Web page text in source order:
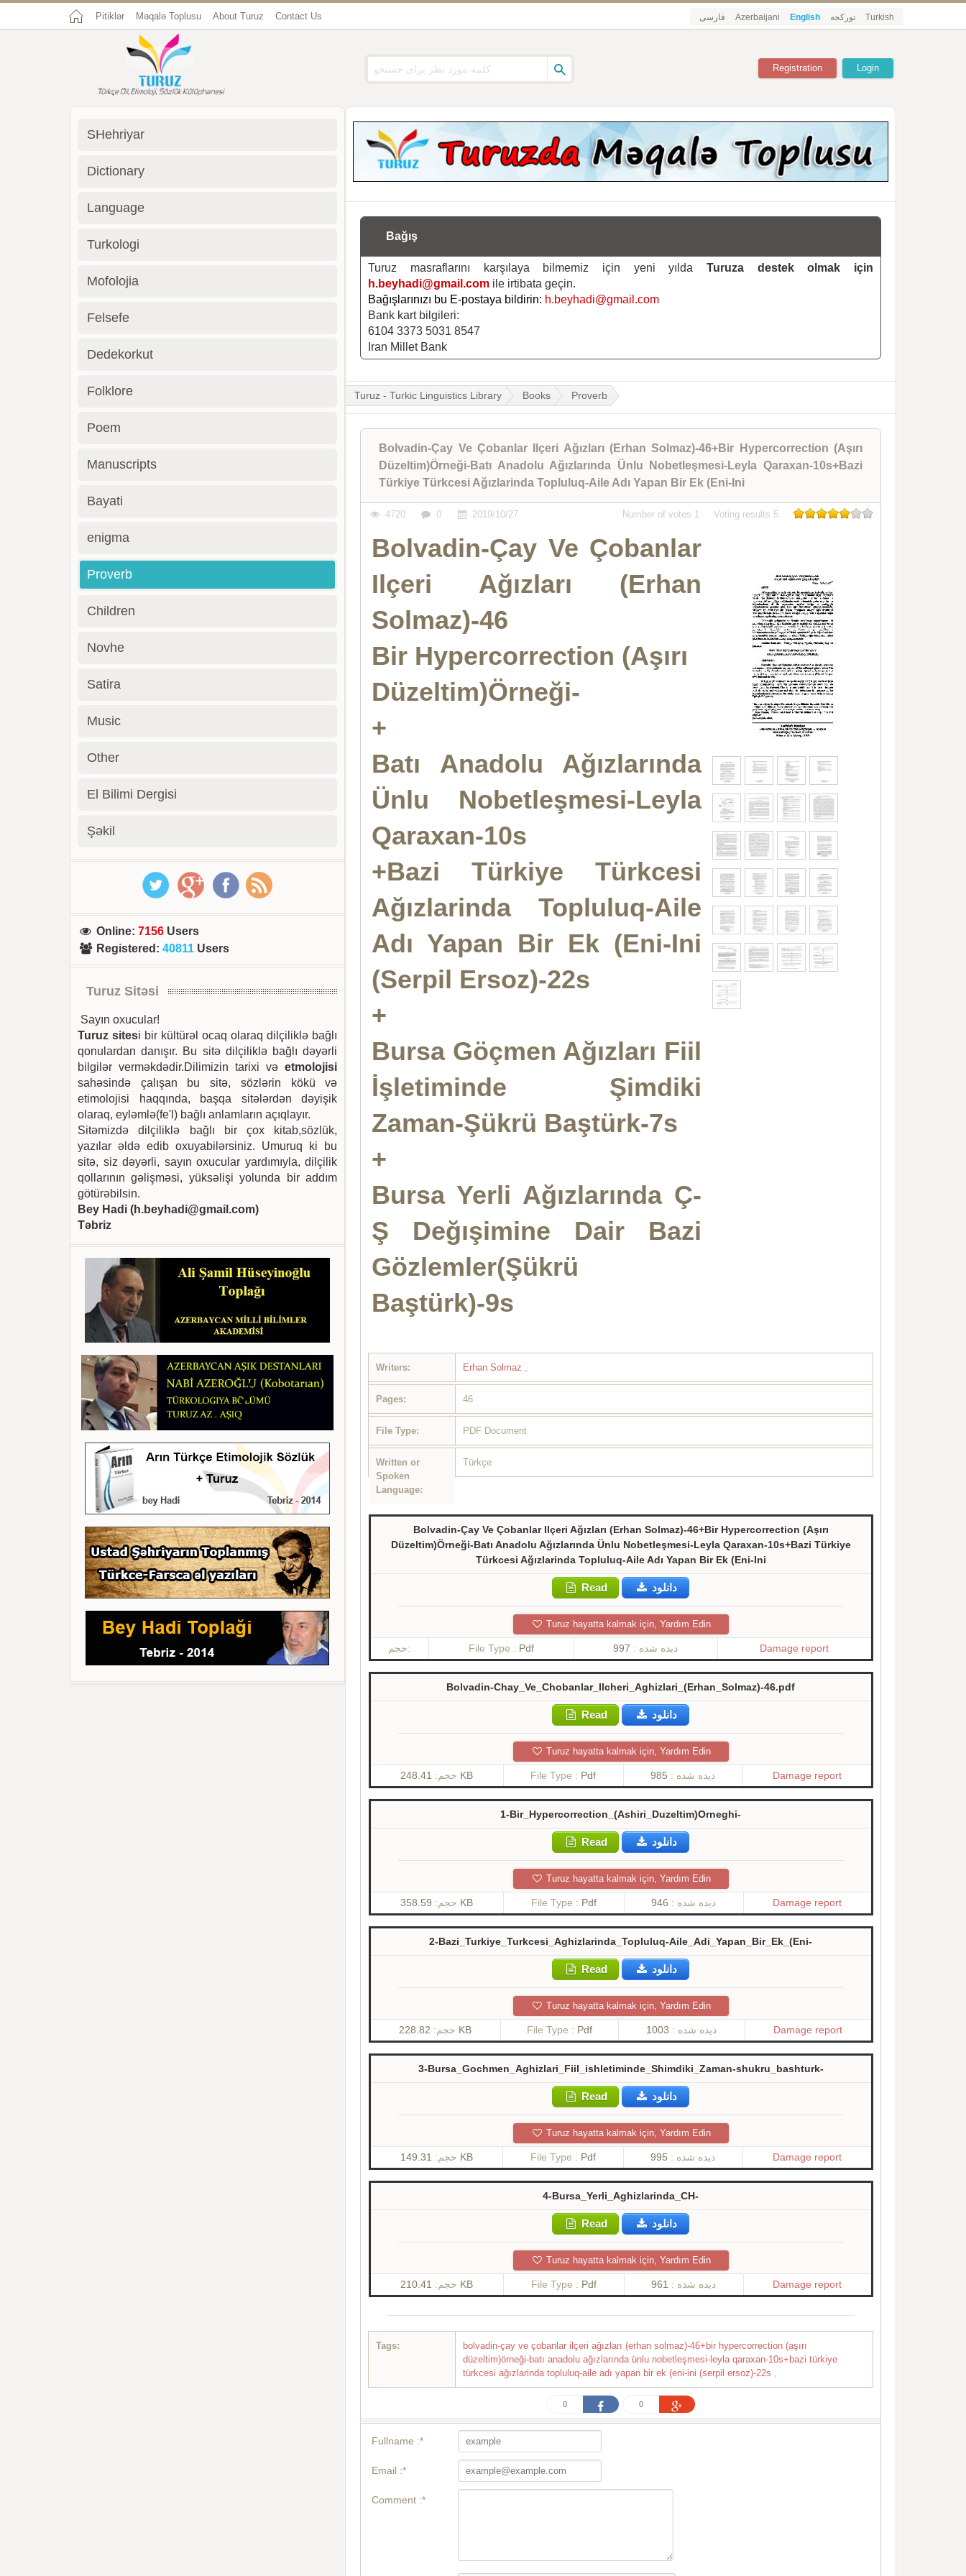
Pitiklər Məqalə Toplusu About Turuz Contact Us فارسی Azerbaijani English تورکجه Turkish
Login
Registration
Bağış
Turuz masraflarını karşılaya bilmemiz için yeni yıldaTuruza destek olmak için
h.beyhadi@gmail.com ile irtibata geçin.
Bağışlarınızı bu E-postaya bildirin: h.beyhadi@gmail.com
Bank kart bilgileri:
6104 3373 5031 8547
Iran Millet Bank
Turuz - Turkic Linguistics Library Books Proverb
Bolvadin-Çay Ve Çobanlar Ilçeri Ağızları (Erhan Solmaz)-46+Bir Hypercorrection (Aşırı
Düzeltim)Örneği-Batı Anadolu Ağızlarında Ünlu Nobetleşmesi-Leyla Qaraxan-10s+Bazi
Türkiye Türkcesi Ağızlarinda Topluluq-Aile Adı Yapan Bir Ek (Eni-Ini
4720 0 2019/10/27 Number of votes 1 Voting results 5
Bolvadin-Çay Ve Çobanlar
Ilçeri Ağızları (Erhan
Solmaz)-46
Bir Hypercorrection (Aşırı
Düzeltim)Örneği-
+
Batı Anadolu Ağızlarında
Ünlu Nobetleşmesi-Leyla
Qaraxan-10s
+Bazi Türkiye Türkcesi
Ağızlarinda Topluluq-Aile
Adı Yapan Bir Ek (Eni-Ini
(Serpil Ersoz)-22s
+
Bursa Göçmen Ağızları Fiil
İşletiminde Şimdiki
Zaman-Şükrü Baştürk-7s
+
Bursa Yerli Ağızlarında Ç-
Ş Değışimine Dair Bazi
Gözlemler(Şükrü
Baştürk)-9s
Writers: Erhan Solmaz ,
Pages: 46
File Type: PDF Document
Written or
Spoken
Language:
Türkçe
Bolvadin-Çay Ve Çobanlar Ilçeri Ağızları (Erhan Solmaz)-46+Bir Hypercorrection (Aşırı
Düzeltim)Örneği-Batı Anadolu Ağızlarında Ünlu Nobetleşmesi-Leyla Qaraxan-10s+Bazi Türkiye
Türkcesi Ağızlarinda Topluluq-Aile Adı Yapan Bir Ek (Eni-Ini
Read دانلود
Turuz hayatta kalmak için, Yardım Edin
حجم: File Type : Pdf دیده شده : 997 Damage report
Bolvadin-Chay_Ve_Chobanlar_Ilcheri_Aghizlari_(Erhan_Solmaz)-46.pdf
Read دانلود
Turuz hayatta kalmak için, Yardım Edin
حجم: 248.41 KB File Type : Pdf دیده شده : 985 Damage report
1-Bir_Hypercorrection_(Ashiri_Duzeltim)Orneghi-
Read دانلود
Turuz hayatta kalmak için, Yardım Edin
حجم: 358.59 KB File Type : Pdf دیده شده : 946 Damage report
2-Bazi_Turkiye_Turkcesi_Aghizlarinda_Topluluq-Aile_Adi_Yapan_Bir_Ek_(Eni-
Read دانلود
Turuz hayatta kalmak için, Yardım Edin
حجم: 228.82 KB File Type : Pdf دیده شده : 1003 Damage report
3-Bursa_Gochmen_Aghizlari_Fiil_ishletiminde_Shimdiki_Zaman-shukru_bashturk-
Read دانلود
Turuz hayatta kalmak için, Yardım Edin
حجم: 149.31 KB File Type : Pdf دیده شده : 995 Damage report
4-Bursa_Yerli_Aghizlarinda_CH-
Read دانلود
Turuz hayatta kalmak için, Yardım Edin
حجم: 210.41 KB File Type : Pdf دیده شده : 961 Damage report
Tags:
bolvadin-çay ve çobanlar ilçeri ağızları (erhan solmaz)-46+bir hypercorrection (aşırı
düzeltim)örneği-batı anadolu ağızlarında ünlu nobetleşmesi-leyla qaraxan-10s+bazi türkiye
türkcesi ağızlarinda topluluq-aile adı yapan bir ek (eni-ini (serpil ersoz)-22s ,
0 0
Fullname :*
Email :*
Comment :*
SHehriyar
Dictionary
Language
Turkologi
Mofolojia
Felsefe
Dedekorkut
Folklore
Poem
Manuscripts
Bayati
enigma
Proverb
Children
Novhe
Satira
Music
Other
El Bilimi Dergisi
Şəkil
Online:7156 Users
Registered :40811 Users
Turuz Sitəsi
Sayın oxucular!
Turuz sitesi bir kültürəl ocaq olaraq dilçiliklə bağlı
qonulardan danışır. Bu sitə dilçiliklə bağlı dəyərli
bilgilər verməkdədir.Dilimizin tarixi vəetmolojisi
sahəsində çalışan bu sitə, sözlərin kökü və
etimolojisi haqqında, başqa sitələrdən dəyişik
olaraq, eyləmlə(fe'l) bağlı anlamların açıqlayır.
Sitəmizdə dilçiliklə bağlı bir çox kitab,sözlük,
yazılar əldə edib oxuyabilərsiniz. Umuruq ki bu
sitə, siz dəyərli, sayın oxucular yardımıyla, dilçilik
qollarının gəlişməsi, yüksəlişi yolunda bir addım
götürəbilsin.
Bey Hadi (h.beyhadi@gmail.com)
Təbriz